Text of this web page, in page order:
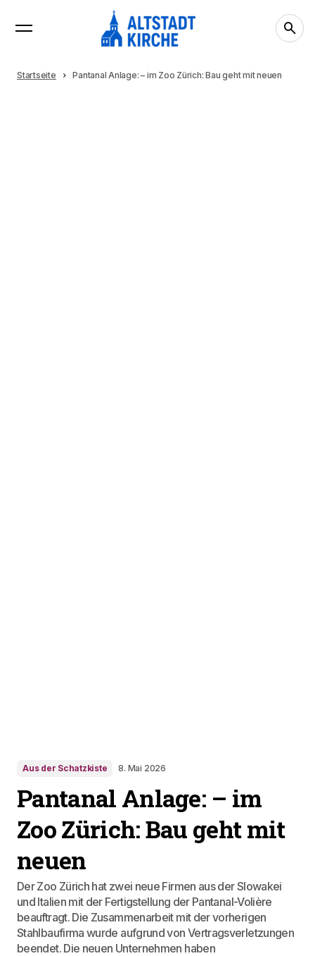
Startseite Pantanal Anlage: – im Zoo Zürich: Bau geht mit neuen
Aus der Schatzkiste 8. Mai 2026
Pantanal Anlage: – im
Zoo Zürich: Bau geht mit
neuen
Der Zoo Zürich hat zwei neue Firmen aus der Slowakei
und Italien mit der Fertigstellung der Pantanal-Volière
beauftragt. Die Zusammenarbeit mit der vorherigen
Stahlbaufirma wurde aufgrund von Vertragsverletzungen
beendet. Die neuen Unternehmen haben